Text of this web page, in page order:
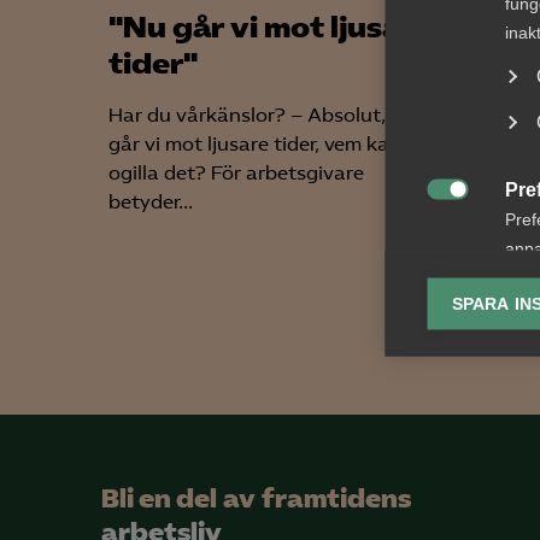

SPARA
"Nu går vi mot ljusare
tider"
Har du vårkänslor? – Absolut, nu
går vi mot ljusare tider, vem kan
ogilla det? För arbetsgivare
betyder...
Bli en del av framtidens
arbetsliv